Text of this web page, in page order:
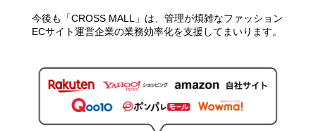
今後も「CROSS MALL」は、管理が煩雑なファッション
ECサイト運営企業の業務効率化を支援してまいります。